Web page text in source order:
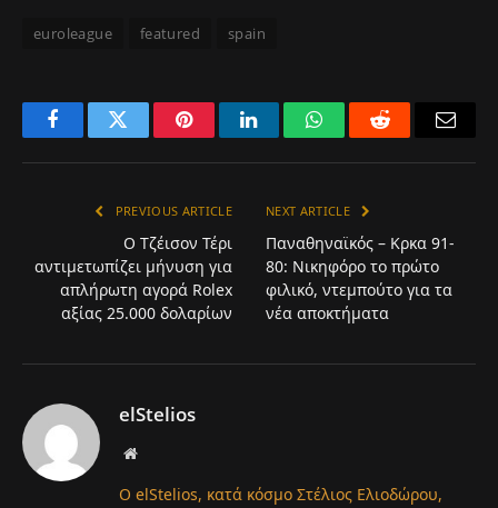
euroleague featured spain
FacebookTwitter PinterestLinkedInWhatsAppReddit
PREVIOUS ARTICLE
Ο Τζέισον Τέρι
αντιμετωπίζει μήνυση για
απλήρωτη αγορά Rolex
αξίας 25.000 δολαρίων
NEXT ARTICLE
Παναθηναϊκός – Κρκα 91-
80: Νικηφόρο το πρώτο
φιλικό, ντεμπούτο για τα
νέα αποκτήματα
elStelios
Website
Ο elStelios, κατά κόσμο Στέλιος Ελιοδώρου,